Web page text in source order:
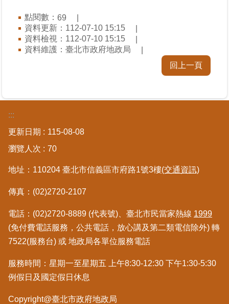
辦
業
資
訊
熱
門
關
鍵
字
都
更/
政
訊
點閱數： 69
資料更新：112-07-10 15:15
資料檢視：112-07-10 15:15
資料維護：臺北市政府地政局
回上一頁
:::
更新日期
115-08-08
瀏覽人次
70
地址：110204 臺北市信義區市府路1號3樓(交通資訊)
傳真：(02)2720-2107
電話：(02)2720-8889 (代表號)、臺北市民當家熱線 1999
(免付費電話服務，公共電話，放心講及第二類電信除外) 轉
7522(服務台) 或 地政局各單位服務電話
服務時間：星期一至星期五 上午8:30-12:30 下午1:30-5:30
例假日及國定假日休息
Copyright@臺北市政府地政局